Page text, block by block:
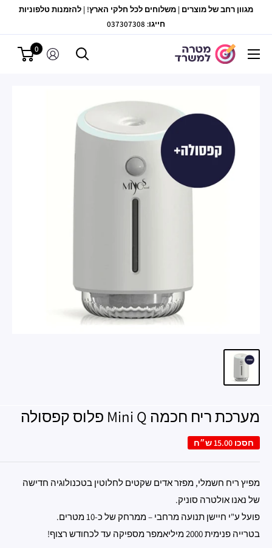
מגוון רחב של מוצרים | משלוחים לכל חלקי הארץ! | להזמנות טלפוניות
חייגו: 037307308
מטרה
0
מערכת ריח חכמה Mini Q פלוס קפסולה
חסכו 15.00 ש״ח
מפיץ ריח חשמלי, מפזר אדים שקטים לחלוטין בטכנולוגיה חדישה
של נאנו אולטרה סוניק.
פועל ע"י חיישן תנועה מרחבי – ממרחק של כ-10 מטרים.
בטרייה פנימית 2000 מיליאמפר מספיקה עד לכחודש רצוף!